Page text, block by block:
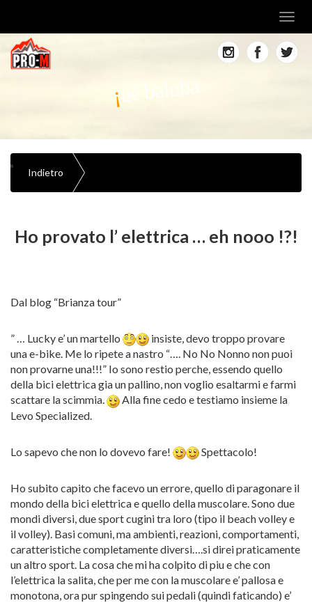
uè baluba
Indietro
Ho provato l’ elettrica … eh nooo !?!
Dal blog “Brianza tour”
” … Lucky e’ un martello
insiste, devo troppo provare
una e-bike. Me lo ripete a nastro “…. No No Nonno non puoi
non provarne una!!!” Io sono restio perche, essendo quello
della bici elettrica gia un pallino, non voglio esaltarmi e farmi
scattare la scimmia.
Alla fine cedo e testiamo insieme la
Levo Specialized.
Lo sapevo che non lo dovevo fare! Spettacolo!
Ho subito capito che facevo un errore, quello di paragonare il
mondo della bici elettrica e quello della muscolare. Sono due
mondi diversi, due sport cugini tra loro (tipo il beach volley e
il volley). Basi comuni, ma ambienti, reazioni, comportamenti,
caratteristiche completamente diversi….si direi praticamente
un altro sport. La cosa che mi ha colpito di piu e che con
l’elettrica la salita, che per me con la muscolare e’ pallosa e
monotona, ora pur spingendo sui pedali (quindi faticando) e’